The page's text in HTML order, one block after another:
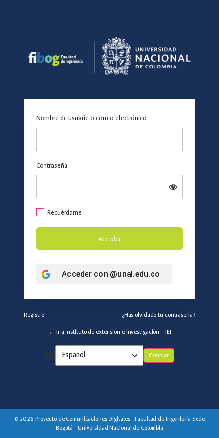
Nombre de usuario o correo electrónico
Contraseña
Recuérdame
Acceder con @unal.edu.co
Registro ¿Has olvidado tu contraseña?
← Ir a Instituto de extensión e investigación – IEI
Idioma
© 2026 Proyecto de Comunicaciones Digitales - Facultad de Ingeniería Sede
Bogotá - Universidad Nacional de Colombia